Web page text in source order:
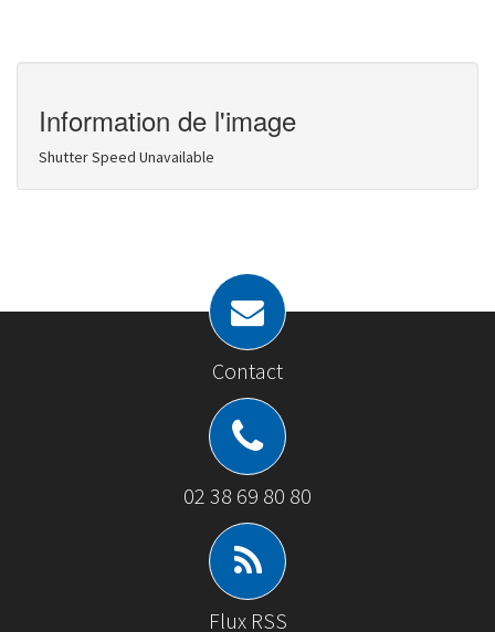
Information de l'image
Shutter Speed Unavailable
Contact
02 38 69 80 80
Flux RSS